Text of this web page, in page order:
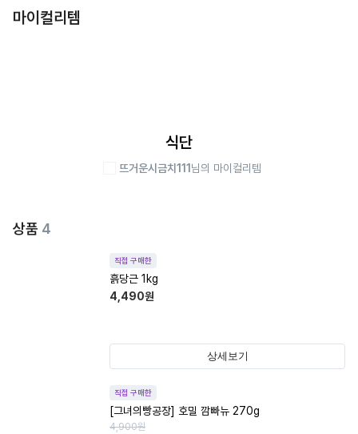
마이컬리템
식단
뜨거운시금치111 님의 마이컬리템
상품 4
직접 구매한
흙당근 1kg
4,490원
상세보기
직접 구매한
[그녀의빵공장] 호밀 깜빠뉴 270g
4,900원